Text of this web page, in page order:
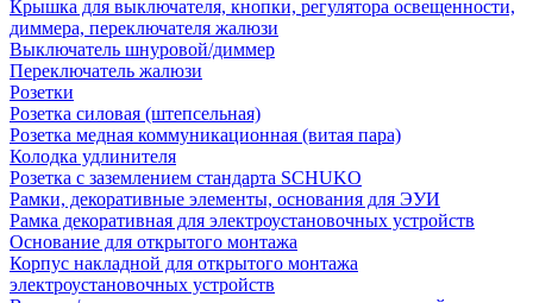
Крышка для выключателя, кнопки, регулятора освещенности,
диммера, переключателя жалюзи
Выключатель шнуровой/диммер
Переключатель жалюзи
Розетки
Розетка силовая (штепсельная)
Розетка медная коммуникационная (витая пара)
Колодка удлинителя
Розетка с заземлением стандарта SCHUKO
Рамки, декоративные элементы, основания для ЭУИ
Рамка декоративная для электроустановочных устройств
Основание для открытого монтажа
Корпус накладной для открытого монтажа
электроустановочных устройств